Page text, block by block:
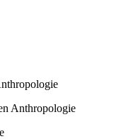
Anthropologie